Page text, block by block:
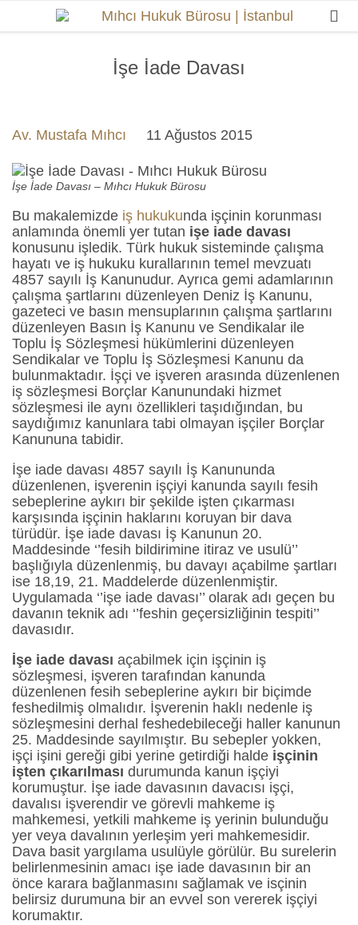

İşe İade Davası
Av. Mustafa Mıhcı 11 Ağustos 2015
İşe İade Davası – Mıhcı Hukuk Bürosu
Bu makalemizde iş hukukunda işçinin korunması
anlamında önemli yer tutan işe iade davası
konusunu işledik. Türk hukuk sisteminde çalışma
hayatı ve iş hukuku kurallarının temel mevzuatı
4857 sayılı İş Kanunudur. Ayrıca gemi adamlarının
çalışma şartlarını düzenleyen Deniz İş Kanunu,
gazeteci ve basın mensuplarının çalışma şartlarını
düzenleyen Basın İş Kanunu ve Sendikalar ile
Toplu İş Sözleşmesi hükümlerini düzenleyen
Sendikalar ve Toplu İş Sözleşmesi Kanunu da
bulunmaktadır. İşçi ve işveren arasında düzenlenen
iş sözleşmesi Borçlar Kanunundaki hizmet
sözleşmesi ile aynı özellikleri taşıdığından, bu
saydığımız kanunlara tabi olmayan işçiler Borçlar
Kanununa tabidir.
İşe iade davası 4857 sayılı İş Kanununda
düzenlenen, işverenin işçiyi kanunda sayılı fesih
sebeplerine aykırı bir şekilde işten çıkarması
karşısında işçinin haklarını koruyan bir dava
türüdür. İşe iade davası İş Kanunun 20.
Maddesinde ‘’fesih bildirimine itiraz ve usulü’’
başlığıyla düzenlenmiş, bu davayı açabilme şartları
ise 18,19, 21. Maddelerde düzenlenmiştir.
Uygulamada ‘’işe iade davası’’ olarak adı geçen bu
davanın teknik adı ‘’feshin geçersizliğinin tespiti’’
davasıdır.
İşe iade davası açabilmek için işçinin iş
sözleşmesi, işveren tarafından kanunda
düzenlenen fesih sebeplerine aykırı bir biçimde
feshedilmiş olmalıdır. İşverenin haklı nedenle iş
sözleşmesini derhal feshedebileceği haller kanunun
25. Maddesinde sayılmıştır. Bu sebepler yokken,
işçi işini gereği gibi yerine getirdiği halde işçinin
işten çıkarılması durumunda kanun işçiyi
korumuştur. İşe iade davasının davacısı işçi,
davalısı işverendir ve görevli mahkeme iş
mahkemesi, yetkili mahkeme iş yerinin bulunduğu
yer veya davalının yerleşim yeri mahkemesidir.
Dava basit yargılama usulüyle görülür. Bu surelerin
belirlenmesinin amacı işe iade davasının bir an
önce karara bağlanmasını sağlamak ve isçinin
belirsiz durumuna bir an evvel son vererek işçiyi
korumaktır.